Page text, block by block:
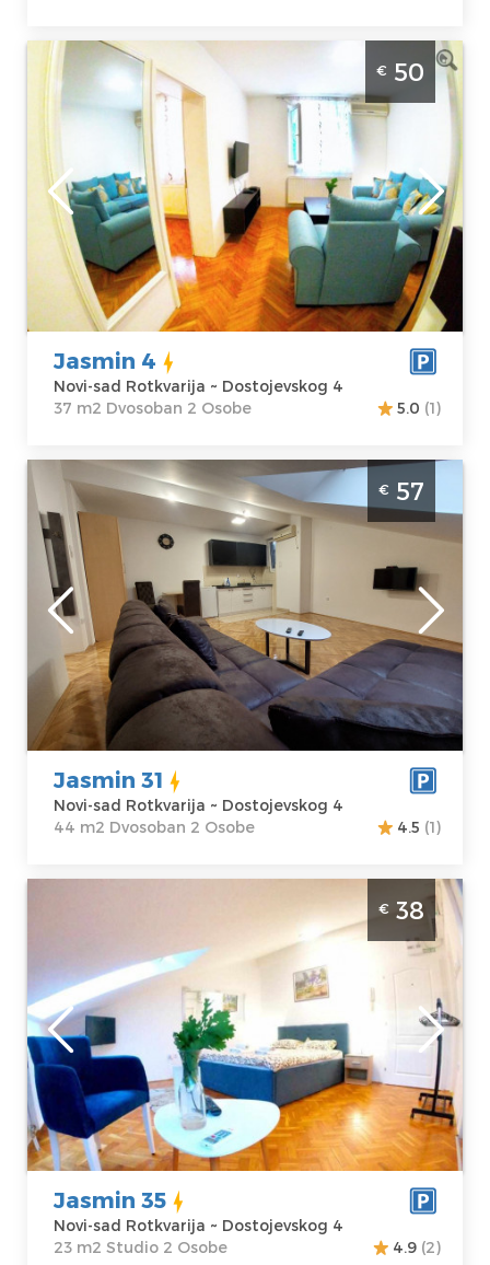
Dvosoban Apartman Jasmin 4 Novi Sad
Rotkvarija. Komforan apartman predvidjen
za udoban boravak 4 osobe.
Novi-sad
Lokacija:Novi-
sad Rotkvarija
Adresa:
Dostojevskog 4
Cena50 €
Gosti:2
Kvadratura :37
m2
Struktura :
Dvosoban
€ 50
Jasmin 4
Novi-sad Rotkvarija ~ Dostojevskog 4
37 m2 Dvosoban 2 Osobe
5.0 (1)
Dvosoban Apartman Jasmin 31 Novi Sad
Rotkvarija je kompetno uredjen stan na dan
u Novom Sadu za 4 osobe
Novi-sad
Lokacija:
Novi-
sad Rotkvarija
Adresa:
Dostojevskog 4
Cena 57 €
Gosti:2
Kvadratura :
44
m2
Struktura :
Dvosoban
€ 57
Jasmin 31
Novi-sad Rotkvarija ~ Dostojevskog 4
44 m2 Dvosoban 2 Osobe
4.5 (1)
Rotkvarija je lepo uredjen stan na dan u u
Novom sadu za dvoje
Novi-sad
Lokacija:Novi-
sad Rotkvarija
Adresa:
Dostojevskog 4
Cena38 €
Gosti:2
Kvadratura :23
Struktura :
Studio
€ 38
Jasmin 35
Novi-sad Rotkvarija ~ Dostojevskog 4
23 m2 Studio 2 Osobe
4.9 (2)